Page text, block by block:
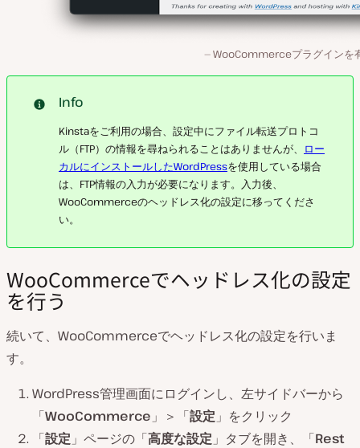
WooCommerceプラグインを
Info
Kinstaをご利用の場合、設定中にファイル転送プロトコ
ル（FTP）の情報を尋ねられることはありませんが、
ロー
カルにインストールしたWordPressを使用している場合
は、FTP情報の入力が必要になります。入力後、
WooCommerceのヘッドレス化の設定に移ってくださ
い。
WooCommerceでヘッドレス化の設定
を行う
続いて、WooCommerceでヘッドレス化の設定を行いま
す。
WordPress管理画面にログインし、左サイドバーから
「WooCommerce 」＞「設定 」をクリック
「設定 」ページの「高度な設定 」タブを開き、「Rest